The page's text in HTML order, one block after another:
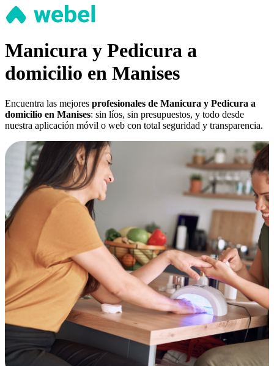
Manicura y Pedicura a
domicilio en Manises
Encuentra las mejores profesionales de Manicura y Pedicura a
domicilio en Manises: sin líos, sin presupuestos, y todo desde
nuestra aplicación móvil o web con total seguridad y transparencia.